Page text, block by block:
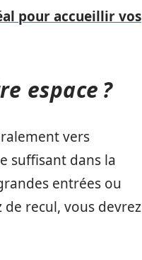
pour accueillir vos
espace ?
vers
suffisant dans la
entrées ou
recul, vous devrez